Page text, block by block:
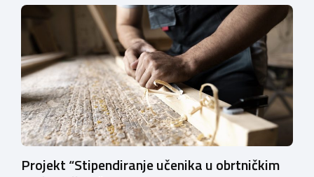
male vrijednosti u ukupnom iznosu od 3.403.640,00 €.
Program je namijenjen subjektima malog gospodarstva
registriranim za ugostiteljske i/ili turističke djelatnosti,
obiteljskim poljoprivrednim
gospodarstvima/poljoprivrednicima koja su registrirana
za pružanje […]
Projekt “Stipendiranje učenika u obrtničkim